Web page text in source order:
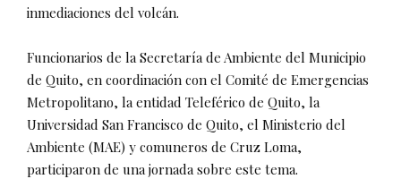
inmediaciones del volcán.
Funcionarios de la Secretaría de Ambiente del Municipio
de Quito, en coordinación con el Comité de Emergencias
Metropolitano, la entidad Teleférico de Quito, la
Universidad San Francisco de Quito, el Ministerio del
Ambiente (MAE) y comuneros de Cruz Loma,
participaron de una jornada sobre este tema.